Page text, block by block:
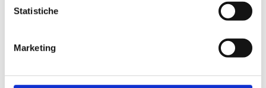
Statistiche
Marketing